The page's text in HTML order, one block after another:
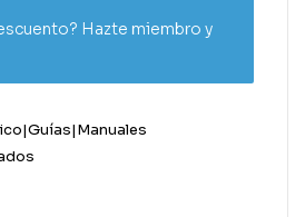
Hazte miembro y